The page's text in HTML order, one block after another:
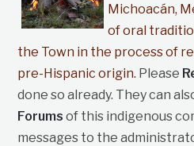
Michoacán,
of oral
the Town in the process of
pre-Hispanic origin. Please
done so already. They can
Forums of this indigenous
messages to the